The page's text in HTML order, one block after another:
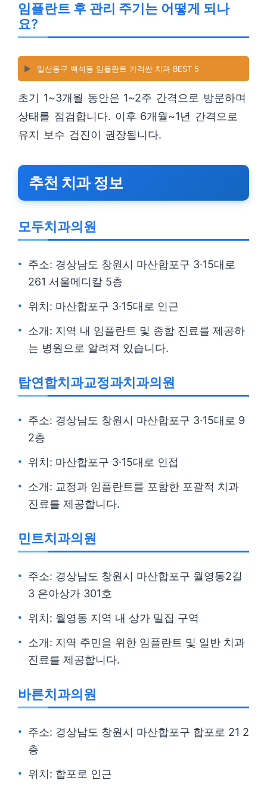
임플란트 후 관리 주기는 어떻게 되나
요?
▶️ 일산동구 백석동 임플란트 가격싼 치과 BEST 5
초기 1~3개월 동안은 1~2주 간격으로 방문하며
상태를 점검합니다. 이후 6개월~1년 간격으로
유지 보수 검진이 권장됩니다.
추천 치과 정보
모두치과의원
주소: 경상남도 창원시 마산합포구 3·15대로
261 서울메디칼 5층
위치: 마산합포구 3·15대로 인근
소개: 지역 내 임플란트 및 종합 진료를 제공하
는 병원으로 알려져 있습니다.
탑연합치과교정과치과의원
주소: 경상남도 창원시 마산합포구 3·15대로 9
2층
위치: 마산합포구 3·15대로 인접
소개: 교정과 임플란트를 포함한 포괄적 치과
진료를 제공합니다.
민트치과의원
주소: 경상남도 창원시 마산합포구 월영동2길
3 은아상가 301호
위치: 월영동 지역 내 상가 밀집 구역
소개: 지역 주민을 위한 임플란트 및 일반 치과
진료를 제공합니다.
바른치과의원
주소: 경상남도 창원시 마산합포구 합포로 21 2
층
위치: 합포로 인근